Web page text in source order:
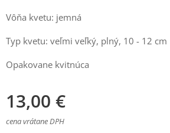
Vôňa kvetu: jemná
Typ kvetu: veľmi veľký, plný, 10 - 12 cm
Opakovane kvitnúca
13,00 €
cena vrátane DPH